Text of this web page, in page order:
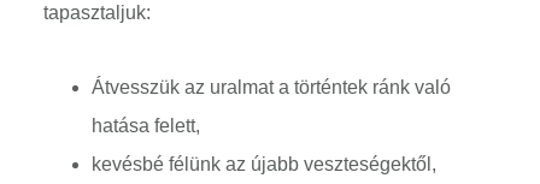
tapasztaljuk:
Átvesszük az uralmat a történtek ránk való
hatása felett,
kevésbé félünk az újabb veszteségektől,